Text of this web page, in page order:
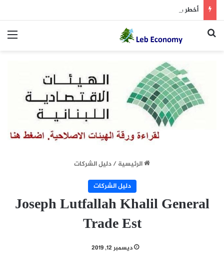
أخطر ما دار داخل غرفة المفاوضات
بحث عن
الرئيسية/دليل الشركات
دليل الشركات
Joseph Lutfallah Khalil General
Trade Est
ديسمبر 12, 2019